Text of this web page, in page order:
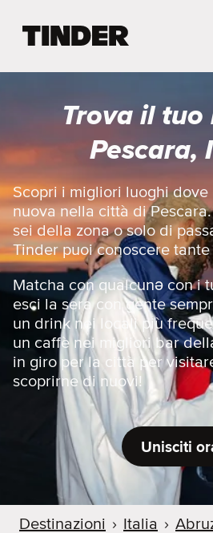
i
i
d
e
r
Trova il tuo
Pescara,
Scopri i migliori luoghi
nuova nella città di
sei della zona o solo di
Tinder puoi conoscere
Matcha con qualcunə con i
esci la sera con gente
un drink nei locali più
un caffè nei migliori bar
in giro per la città per
scoprirne di nuovi!
Unisciti
Destinazioni › Italia ›